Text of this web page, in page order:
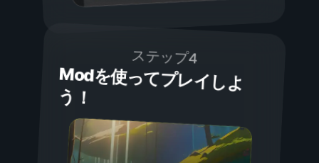
ステップ4
Modを使ってプレイしよ
う！